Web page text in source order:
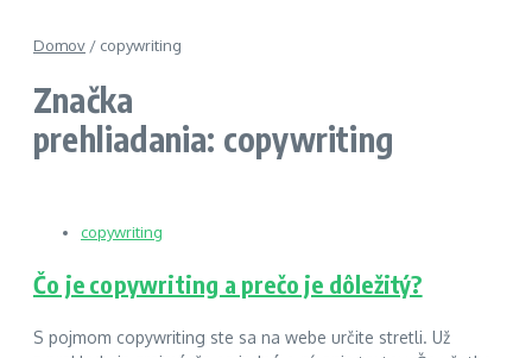
Domov / copywriting
Značka
prehliadania: copywriting
copywriting
Čo je copywriting a prečo je dôležitý?
S pojmom copywriting ste sa na webe určite stretli. Už